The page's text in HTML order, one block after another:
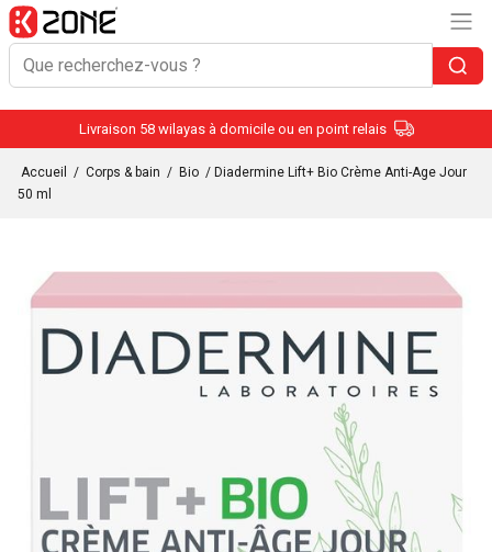
Livraison 58 wilayas à domicile ou en point relais
Accueil / Corps & bain / Bio / Diadermine Lift+ Bio Crème Anti-Age Jour
50 ml